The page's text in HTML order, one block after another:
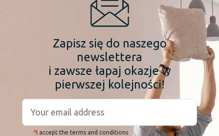
Zapisz się do naszego
newslettera
i zawsze łapaj okazje w
pierwszej kolejności!
*I accept the terms and conditions